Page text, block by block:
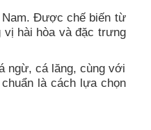
Nam. Được chế biến từ
hài hòa và đặc trưng
ngừ, cá lăng, cùng với
là cách lựa chọn